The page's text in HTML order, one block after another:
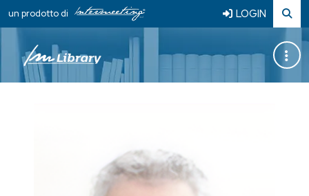
un prodotto di LOGIN